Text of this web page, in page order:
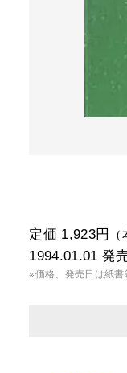
定価 1,923円
1994.01.01 発
※価格、発売日は紙書